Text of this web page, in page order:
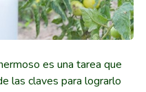
es una tarea que
las claves para lograrlo